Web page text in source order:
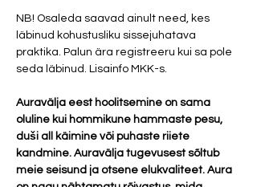
NB! Osaleda saavad ainult need, kes
läbinud kohustusliku sissejuhatava
praktika. Palun ära registreeru kui sa pole
seda läbinud. Lisainfo MKK-s.
Auravälja eest hoolitsemine on sama
oluline kui hommikune hammaste pesu,
duši all käimine või puhaste riiete
kandmine. Auravälja tugevusest sõltub
meie seisund ja otsene elukvaliteet. Aura